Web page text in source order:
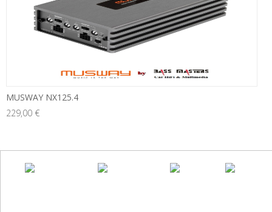
MUSWAY NX125.4
229,00 €